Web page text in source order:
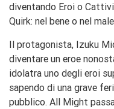
diventando Eroi o
Quirk: nel bene o nel
Il protagonista, Izuku
diventare un eroe
idolatra uno degli eroi
sapendo di una grave
pubblico. All Might